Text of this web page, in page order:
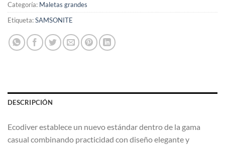
Categoría: Maletas grandes
Etiqueta:SAMSONITE
DESCRIPCIÓN
Ecodiver establece un nuevo estándar dentro de la gama
casual combinando practicidad con diseño elegante y